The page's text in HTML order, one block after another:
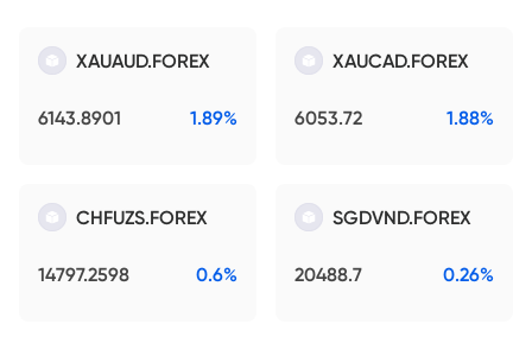
XAUAUD.FOREX
6143.8901 1.89%
XAUCAD.FOREX
6053.72 1.88%
CHFUZS.FOREX
14797.2598 0.6%
SGDVND.FOREX
20488.7 0.26%